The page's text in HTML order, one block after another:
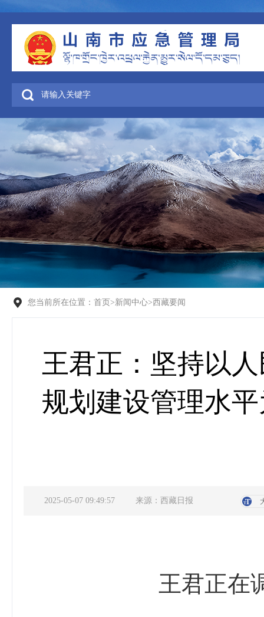
您当前所在位置： 首页 >新闻中心>西藏要闻
王君正：坚持以
规划建设管理水
2025-05-07 09:49:57 来源：西藏日报
王君正在